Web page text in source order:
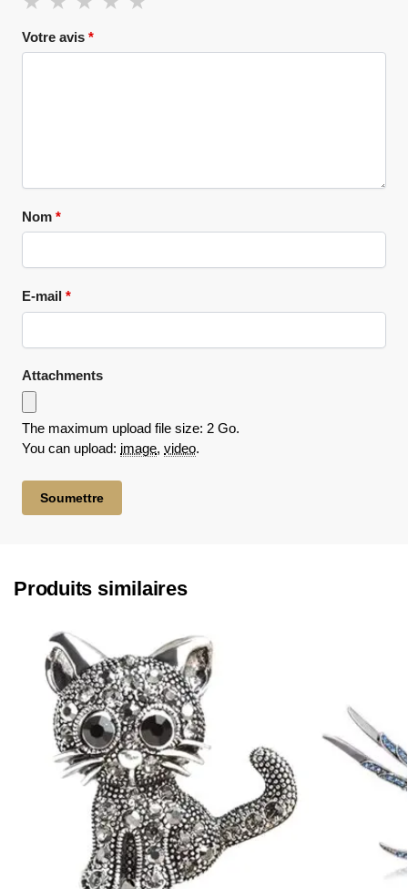
Votre avis *
Nom *
E-mail *
Attachments
The maximum upload file size: 2 Go.
You can upload: image, video.
Produits similaires